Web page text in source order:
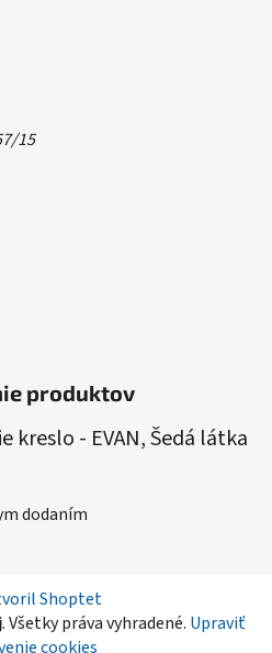
15
produktov
kreslo - EVAN, Šedá látka
hviezdičiek.
dodaním
Shoptet
. Všetky práva vyhradené. Upraviť
cookies